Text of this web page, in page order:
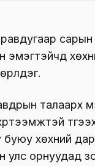
талаарх
буюу хөхний
улс орнуудад